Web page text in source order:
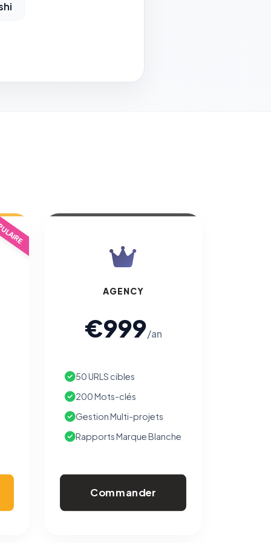
AGENCY
€999/an
50 URLS cibles
200 Mots-clés
Gestion Multi-projets
Rapports Marque Blanche
Commander